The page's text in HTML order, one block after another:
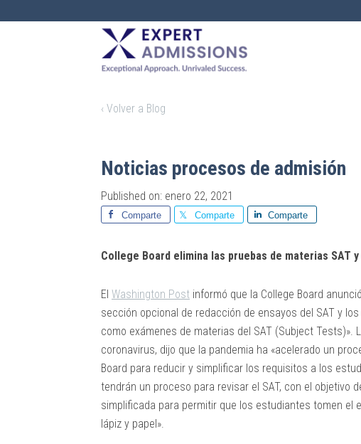
EXPERT
ADMISSIONS
‹ Volver a Blog
Noticias procesos de admisión
Published on: enero 22, 2021
Comparte Comparte Comparte
College Board elimina las pruebas de materias SAT
El Washington Post informó que la College Board
sección opcional de redacción de ensayos del SAT y
como exámenes de materias del SAT (Subject Tests)».
coronavirus, dijo que la pandemia ha «acelerado un
Board para reducir y simplificar los requisitos a los
tendrán un proceso para revisar el SAT, con el objetivo
simplificada para permitir que los estudiantes tomen el
lápiz y papel».